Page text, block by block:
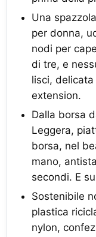
Una
per donna,
nodi per
di tre, e
lisci,
extension.
Dalla borsa
Leggera,
borsa, nel
mano,
secondi. E
Sostenibile
plastica
nylon,